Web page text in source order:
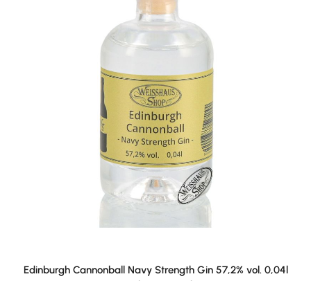
Edinburgh Cannonball Navy Strength Gin 57,2% vol. 0,04l